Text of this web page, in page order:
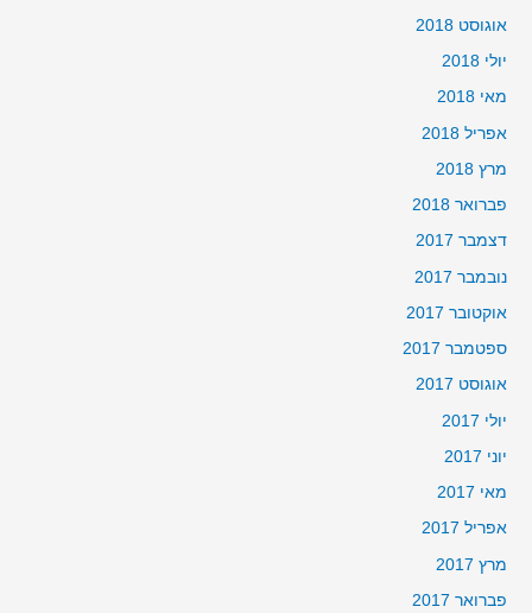
אוגוסט 2018
יולי 2018
מאי 2018
אפריל 2018
מרץ 2018
פברואר 2018
דצמבר 2017
נובמבר 2017
אוקטובר 2017
ספטמבר 2017
אוגוסט 2017
יולי 2017
יוני 2017
מאי 2017
אפריל 2017
מרץ 2017
פברואר 2017